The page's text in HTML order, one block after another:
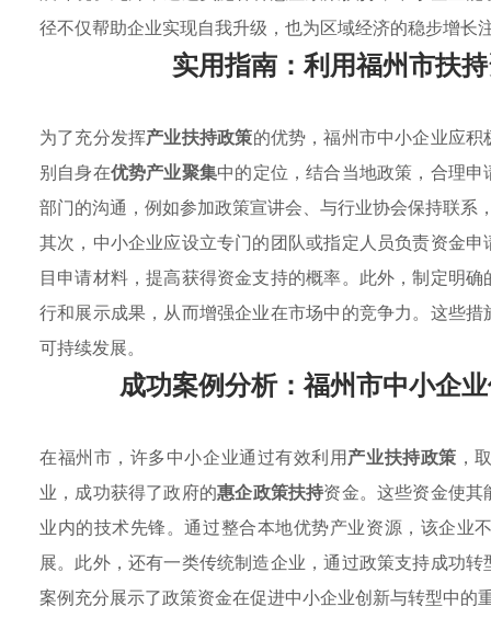
径不仅帮助企业实现自我升级，也为区域经济的稳步增长
实用指南：利用福州市扶
为了充分发挥产业扶持政策的优势，福州市中小企业应
别自身在优势产业聚集中的定位，结合当地政策，合理
部门的沟通，例如参加政策宣讲会、与行业协会保持联系
其次，中小企业应设立专门的团队或指定人员负责资金
目申请材料，提高获得资金支持的概率。此外，制定明
行和展示成果，从而增强企业在市场中的竞争力。这些
可持续发展。
成功案例分析：福州市中小企
在福州市，许多中小企业通过有效利用产业扶持政策 ，
业，成功获得了政府的惠企政策扶持资金。这些资金使
业内的技术先锋。通过整合本地优势产业资源，该企业
展。此外，还有一类传统制造企业，通过政策支持成功
案例充分展示了政策资金在促进中小企业创新与转型中的